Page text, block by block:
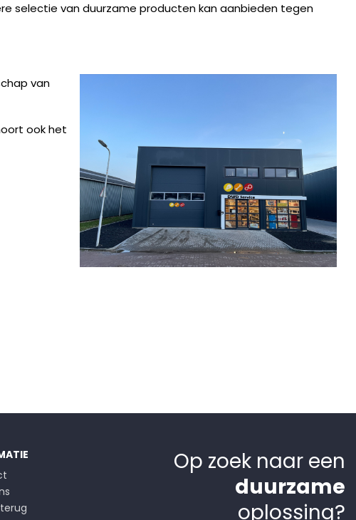
selectie van duurzame producten kan aanbieden tegen
van
ook het
Op zoek naar een
duurzame
oplossing?